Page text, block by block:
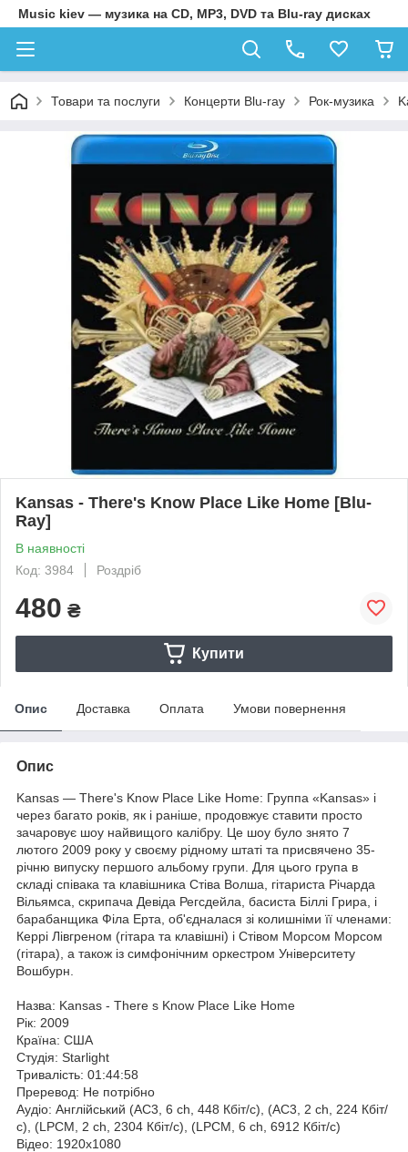
Music kiev — музика на CD, MP3, DVD та Blu-ray дисках
Товари та послуги Концерти Blu-ray Рок-музика
Kansas - There's Know Place Like Home [Blu-
Ray]
В наявності
Код: 3984
Роздріб
480 ₴
Купити
Опис Доставка Оплата Умови повернення
Опис
Kansas — There's Know Place Like Home: Группа «Kansas» і
через багато років, як і раніше, продовжує ставити просто
зачаровує шоу найвищого калібру. Це шоу було знято 7
лютого 2009 року у своєму рідному штаті та присвячено 35-
річню випуску першого альбому групи. Для цього група в
складі співака та клавішника Стіва Волша, гітариста Річарда
Вільямса, скрипача Девіда Регсдейла, басиста Біллі Грира, і
барабанщика Філа Ерта, об'єдналася зі колишніми її членами:
Керрі Лівгреном (гітара та клавішні) і Стівом Морсом Морсом
(гітара), а також із симфонічним оркестром Університету
Вошбурн.
Назва: Kansas - There s Know Place Like Home
Рік: 2009
Країна: США
Студія: Starlight
Тривалість: 01:44:58
Преревод: Не потрібно
Аудіо: Англійський (AC3, 6 ch, 448 Кбіт/с), (AC3, 2 ch, 224 Кбіт/
с), (LPCM, 2 ch, 2304 Кбіт/с), (LPCM, 6 ch, 6912 Кбіт/с)
Відео: 1920x1080